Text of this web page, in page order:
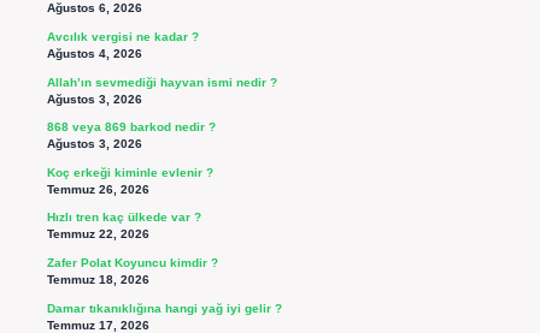
Ağustos 6, 2026
Avcılık vergisi ne kadar ?
Ağustos 4, 2026
Allah’ın sevmediği hayvan ismi nedir ?
Ağustos 3, 2026
868 veya 869 barkod nedir ?
Ağustos 3, 2026
Koç erkeği kiminle evlenir ?
Temmuz 26, 2026
Hızlı tren kaç ülkede var ?
Temmuz 22, 2026
Zafer Polat Koyuncu kimdir ?
Temmuz 18, 2026
Damar tıkanıklığına hangi yağ iyi gelir ?
Temmuz 17, 2026